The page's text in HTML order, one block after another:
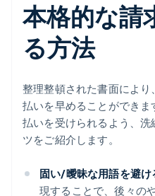
本格的な請
る方法
整理整頓された書面によ
払いを早めることができ
払いを受けられるよう、
ツをご紹介します。
固い/曖昧な用語を避け
現することで、後々の